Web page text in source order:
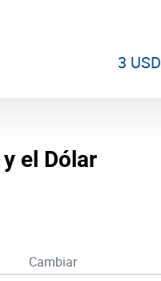
3 USD
el Dólar
Cambiar